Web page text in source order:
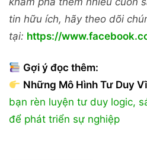
tin hữu ích, hãy theo dõi
tại: https://
Gợi ý đọc thêm:
Những Mô Hình Tư Duy
bạn rèn luyện tư duy logic,
để phát triển sự nghiệp